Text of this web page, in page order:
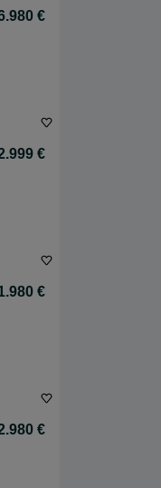
€
€
€
€